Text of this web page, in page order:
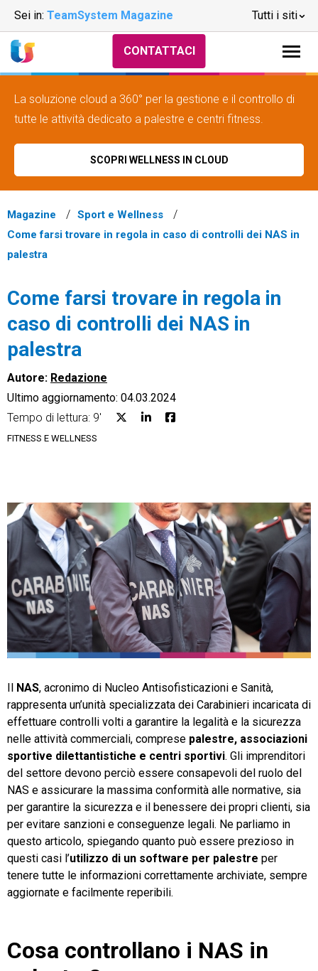
Sei in: TeamSystem Magazine Tutti i siti
Ecommerce
Financial Solutions
HR
Trust Services
TeamSystem Corporate
CONTATTACI
La soluzione cloud a 360° per la gestione e il controllo di
tutte le attività dedicato a palestre e centri fitness.
SCOPRI WELLNESS IN CLOUD
Magazine
Sport e Wellness
Come farsi trovare in regola in caso di controlli dei NAS in
palestra
Come farsi trovare in regola in
caso di controlli dei NAS in
palestra
Autore: Redazione
Ultimo aggiornamento: 04.03.2024
Tempo di lettura: 9'
FITNESS E WELLNESS
NAS, acronimo di Nucleo Antisofisticazioni e Sanità,
rappresenta un’unità specializzata dei Carabinieri incaricata di
effettuare controlli volti a garantire la legalità e la sicurezza
nelle attività commerciali, comprese palestre, associazioni
sportive dilettantistiche e centri sportivi. Gli imprenditori
del settore devono perciò essere consapevoli del ruolo del
NAS e assicurare la massima conformità alle normative, sia
per garantire la sicurezza e il benessere dei propri clienti, sia
per evitare sanzioni e conseguenze legali. Ne parliamo in
questo articolo, spiegando quanto può essere prezioso in
questi casi l’utilizzo di un software per palestre per
tenere tutte le informazioni correttamente archiviate, sempre
aggiornate e facilmente reperibili.
Cosa controllano i NAS in